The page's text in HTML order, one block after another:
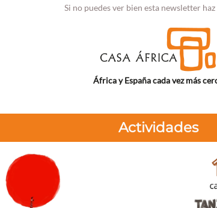
Si no puedes ver bien esta newsletter
África y España cada vez más
Actividades